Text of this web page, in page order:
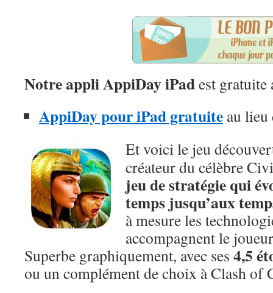
Notre appli AppiDay iPadest gratuite
AppiDay pour iPad gratuite au lieu
Et voici le jeu
créateur du célèbre
jeu de stratégie qui
temps jusqu’aux
à mesure les
accompagnent le
Superbe graphiquement, avec ses 4,5
ou un complément de choix à Clash of